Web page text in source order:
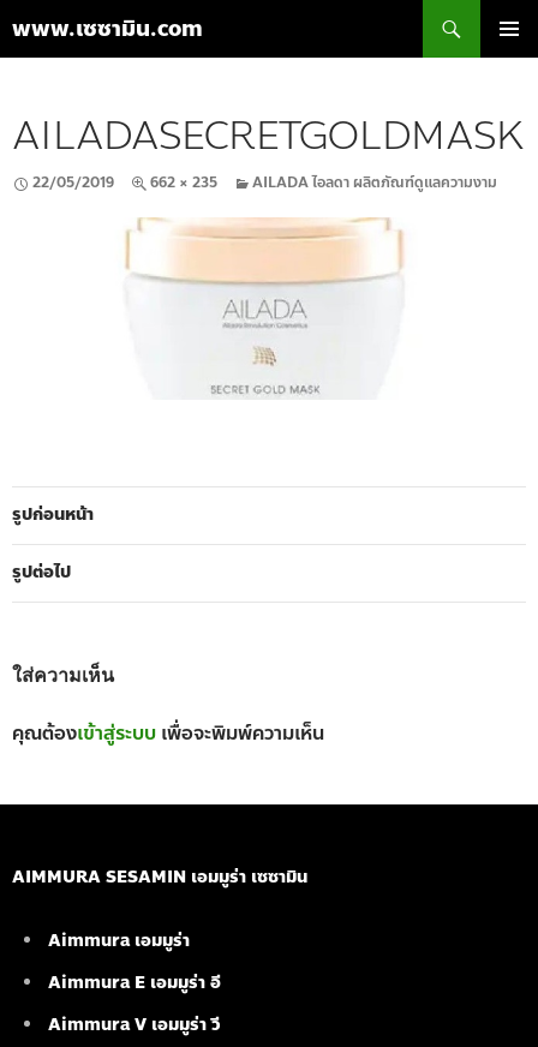
www.เซซามิน.com
เนื้อหา
AILADASECRETGOLDMASK
22/05/2019 662 × 235 AILADA ไอลดา ผลิตภัณฑ์ดูแลความงาม
รูปก่อนหน้า
รูปต่อไป
ใส่ความเห็น
คุณต้องเข้าสู่ระบบ เพื่อจะพิมพ์ความเห็น
AIMMURA SESAMIN เอมมูร่า เซซามิน
Aimmura เอมมูร่า
Aimmura E เอมมูร่า อี
Aimmura V เอมมูร่า วี